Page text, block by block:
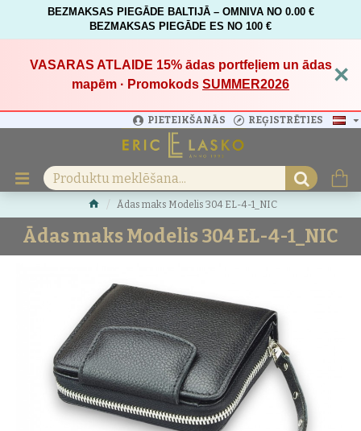
BEZMAKSAS PIEGĀDE BALTIJĀ – OMNIVA NO 0.00 €
BEZMAKSAS PIEGĀDE ES NO 100 €
VASARAS ATLAIDE 15%ādas portfeļiem un ādas
mapēm · Promokods SUMMER2026 ×
PIETEIKŠANĀS REĢISTRĒTIES
Ādas maks Modelis 304 EL-4-1_NIC
Ādas maks Modelis 304 EL-4-1_NIC